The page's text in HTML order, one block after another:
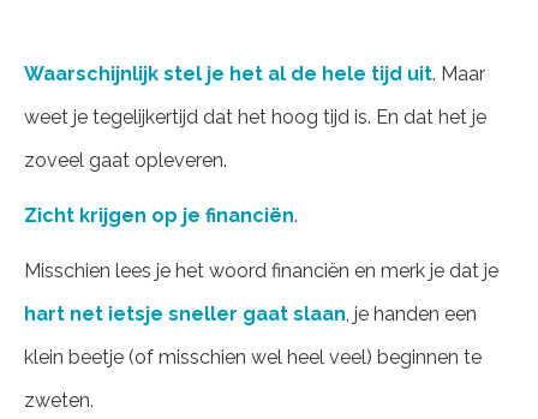
Waarschijnlijk stel je het al de hele tijd uit. Maar
weet je tegelijkertijd dat het hoog tijd is. En dat het je
zoveel gaat opleveren.
Zicht krijgen op je financiën.
Misschien lees je het woord financiën en merk je dat je
hart net ietsje sneller gaat slaan, je handen een
klein beetje (of misschien wel heel veel) beginnen te
zweten.